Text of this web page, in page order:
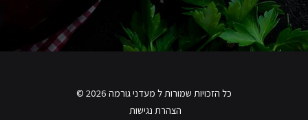
כל הזכויות שמורות ל מעדני גורמה 2026 ©
הצהרת נגישות